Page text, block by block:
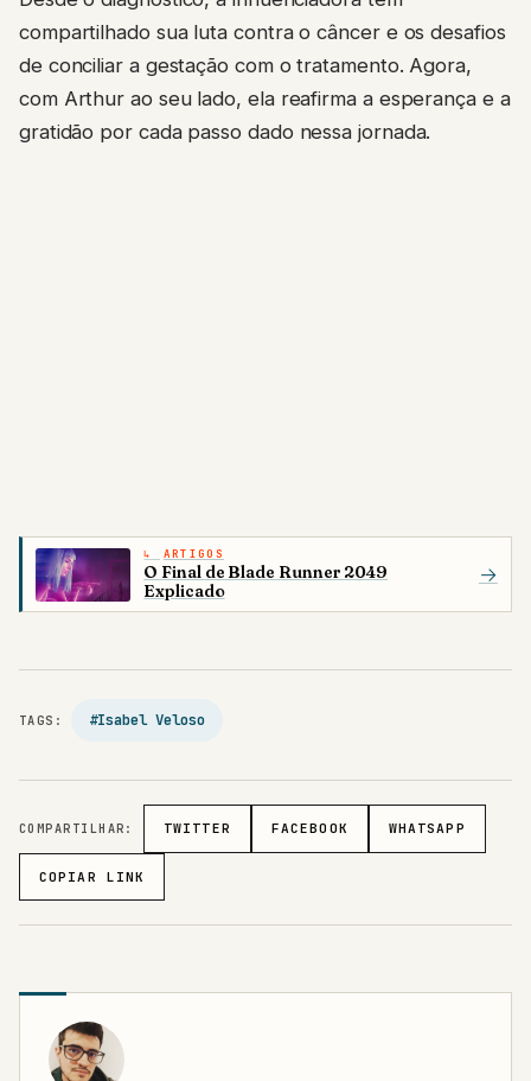
compartilhado sua luta contra o câncer e os desafios
de conciliar a gestação com o tratamento. Agora,
com Arthur ao seu lado, ela reafirma a esperança e a
gratidão por cada passo dado nessa jornada.
ARTIGOS
O Final de Blade Runner 2049
Explicado
→
TAGS: #Isabel Veloso
COMPARTILHAR: TWITTER FACEBOOK WHATSAPP
COPIAR LINK